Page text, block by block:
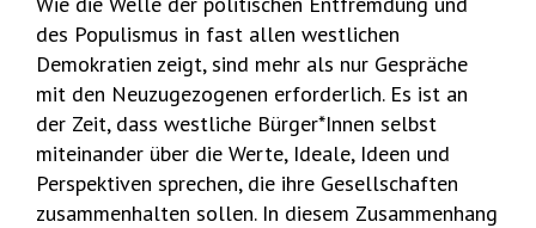
des Populismus in fast allen westlichen
Demokratien zeigt, sind mehr als nur Gespräche
mit den Neuzugezogenen erforderlich. Es ist an
der Zeit, dass westliche Bürger*Innen selbst
miteinander über die Werte, Ideale, Ideen und
Perspektiven sprechen, die ihre Gesellschaften
zusammenhalten sollen. In diesem Zusammenhang